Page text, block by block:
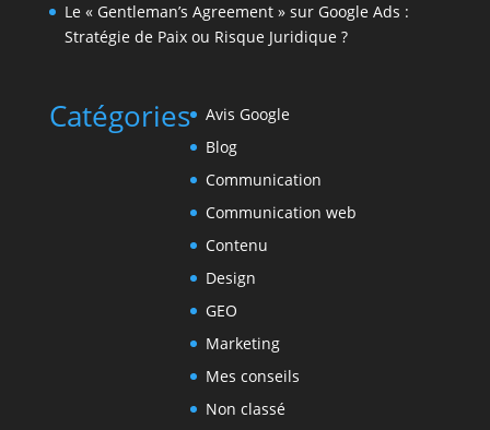
Le « Gentleman’s Agreement » sur Google Ads :
Stratégie de Paix ou Risque Juridique ?
Catégories
Avis Google
Blog
Communication
Communication web
Contenu
Design
GEO
Marketing
Mes conseils
Non classé